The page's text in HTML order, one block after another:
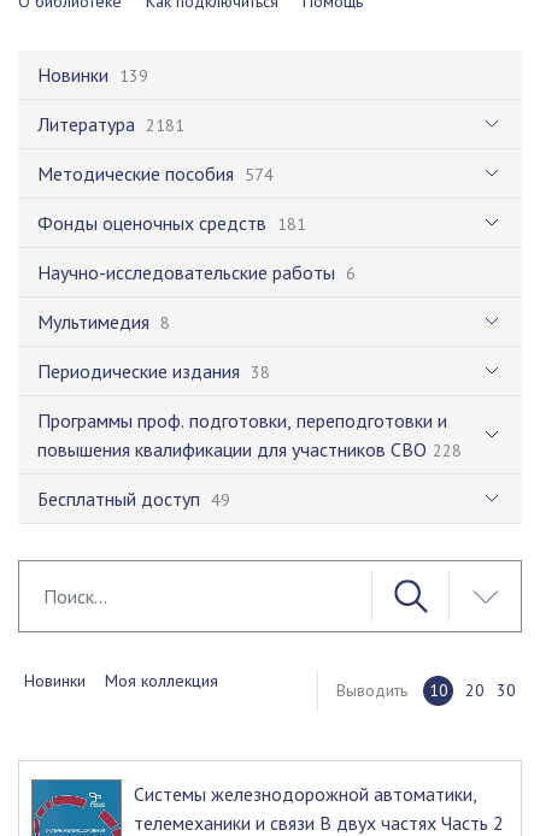
Новинки 139
Литература 2181
Методические пособия 574
Фонды оценочных средств 181
Научно-исследовательские работы 6
Мультимедия 8
Периодические издания 38
Программы проф. подготовки, переподготовки и
повышения квалификации для участников СВО 228
Бесплатный доступ 49
Новинки Моя коллекция Выводить 10 20 30
Системы железнодорожной автоматики,
телемеханики и связи В двух частях Часть 2